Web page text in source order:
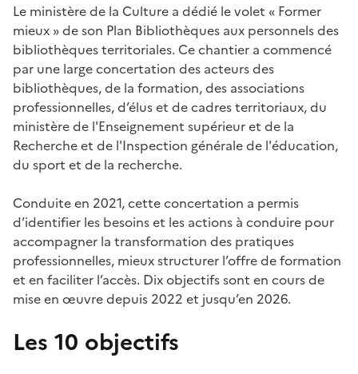
Le ministère de la Culture a dédié le volet « Former
mieux » de son Plan Bibliothèques aux personnels des
bibliothèques territoriales. Ce chantier a commencé
par une large concertation des acteurs des
bibliothèques, de la formation, des associations
professionnelles, d’élus et de cadres territoriaux, du
ministère de l'Enseignement supérieur et de la
Recherche et de l'Inspection générale de l'éducation,
du sport et de la recherche.
Conduite en 2021, cette concertation a permis
d’identifier les besoins et les actions à conduire pour
accompagner la transformation des pratiques
professionnelles, mieux structurer l’offre de formation
et en faciliter l’accès. Dix objectifs sont en cours de
mise en œuvre depuis 2022 et jusqu’en 2026.
Les 10 objectifs